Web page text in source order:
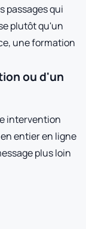
passages qui
plutôt qu'un
une formation
ou d'un
intervention
entier en ligne
plus loin